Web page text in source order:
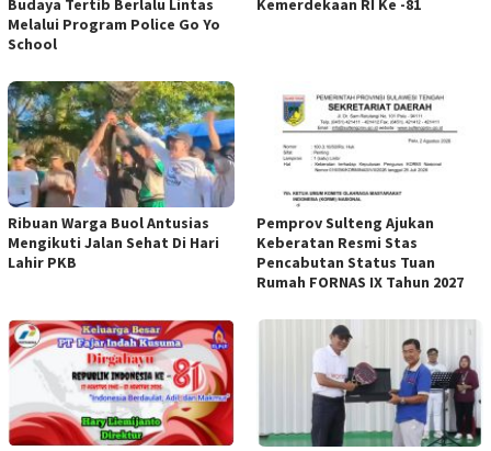
Melalui Program Police Go Yo
School
Ribuan Warga Buol Antusias
Mengikuti Jalan Sehat Di Hari
Lahir PKB
Pemprov Sulteng Ajukan
Keberatan Resmi Stas
Pencabutan Status Tuan
Rumah FORNAS IX Tahun 2027